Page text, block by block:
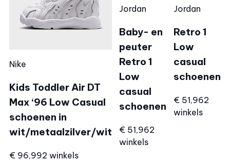
Nike
Kids Toddler Air DT
Max ‘96 Low Casual
schoenen in
wit/metaalzilver/wit
€ 96,992 winkels
Jordan
Baby- en
peuter
Retro 1
Low
casual
schoenen
€ 51,962
winkels
Jordan
Retro 1
Low
casual
schoenen
€ 51,962
winkels